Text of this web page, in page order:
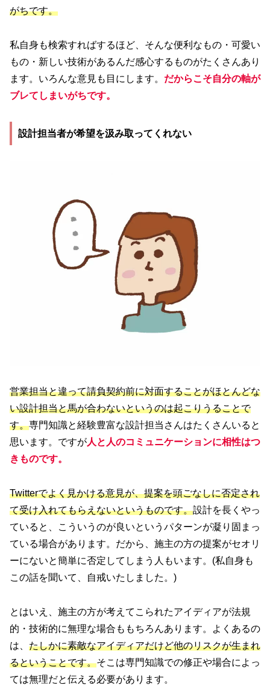
がちです。
私自身も検索すればするほど、そんな便利なもの・可愛い
もの・新しい技術があるんだ感心するものがたくさんあり
ます。いろんな意見も目にします。 だからこそ自分の軸が
ブレてしまいがちです。
設計担当者が希望を汲み取ってくれない
営業担当と違って請負契約前に対面することがほとんどな
い設計担当と馬が合わないというのは起こりうることで
す。専門知識と経験豊富な設計担当さんはたくさんいると
思います。ですが人と人のコミュニケーションに相性はつ
きものです。
Twitterでよく見かける意見が、提案を頭ごなしに否定され
て受け入れてもらえないというものです。設計を長くやっ
ていると、こういうのが良いというパターンが凝り固まっ
ている場合があります。だから、施主の方の提案がセオリ
ーにないと簡単に否定してしまう人もいます。(私自身も
この話を聞いて、自戒いたしました。)
とはいえ、施主の方が考えてこられたアイディアが法規
的・技術的に無理な場合ももちろんあります。よくあるの
は、 たしかに素敵なアイディアだけど他のリスクが生まれ
るということです。そこは専門知識での修正や場合によっ
ては無理だと伝える必要があります。